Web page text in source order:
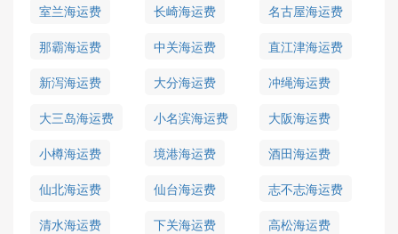
室兰海运费
长崎海运费
名古屋海运费
那霸海运费
中关海运费
直江津海运费
新泻海运费
大分海运费
冲绳海运费
大三岛海运费
小名滨海运费
大阪海运费
小樽海运费
境港海运费
酒田海运费
仙北海运费
仙台海运费
志不志海运费
清水海运费
下关海运费
高松海运费